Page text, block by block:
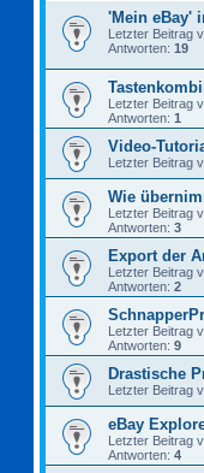
'Mein eBay'
Letzter Beitrag
Antworten: 19
Letzter Beitrag
Antworten: 1
Video-
Letzter Beitrag
Wie
Letzter Beitrag
Antworten: 3
Export der
Letzter Beitrag
Antworten: 2
Letzter Beitrag
Antworten: 9
Drastische
Letzter Beitrag
eBay
Letzter Beitrag
Antworten: 4